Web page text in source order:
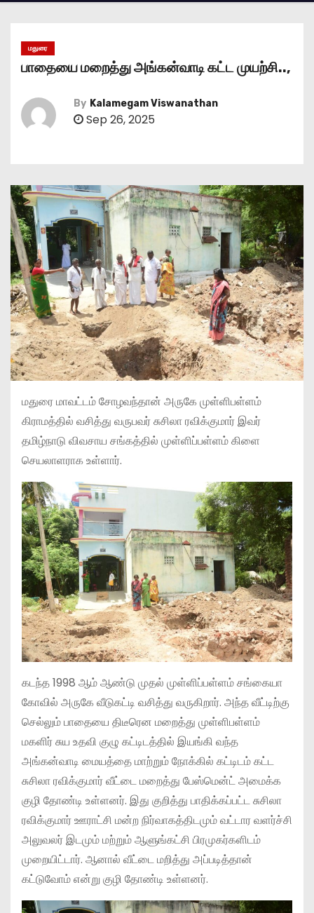
மதுரை
பாதையை மறைத்து அங்கன்வாடி கட்ட முயற்சி..,
By Kalamegam Viswanathan
Sep 26, 2025
மதுரை மாவட்டம் சோழவந்தான் அருகே முள்ளிபள்ளம்
கிராமத்தில் வசித்து வருபவர் சுசிலா ரவிக்குமார் இவர்
தமிழ்நாடு விவசாய சங்கத்தில் முள்ளிப்பள்ளம் கிளை
செயலாளராக உள்ளார்.
கடந்த 1998 ஆம் ஆண்டு முதல் முள்ளிப்பள்ளம் சங்கையா
கோவில் அருகே வீடுகட்டி வசித்து வருகிறார். அந்த வீட்டிற்கு
செல்லும் பாதையை திடீரென மறைத்து முள்ளிபள்ளம்
மகளிர் சுய உதவி குழு கட்டிடத்தில் இயங்கி வந்த
அங்கன்வாடி மையத்தை மாற்றும் நோக்கில் கட்டிடம் கட்ட
சுசிலா ரவிக்குமார் வீட்டை மறைத்து பேஸ்மென்ட் அமைக்க
குழி தோண்டி உள்ளனர். இது குறித்து பாதிக்கப்பட்ட சுசிலா
ரவிக்குமார் ஊராட்சி மன்ற நிர்வாகத்திடமும் வட்டார வளர்ச்சி
அலுவலர் இடமும் மற்றும் ஆளுங்கட்சி பிரமுகர்களிடம்
முறையிட்டார். ஆனால் வீட்டை மறித்து அப்படித்தான்
கட்டுவோம் என்று குழி தோண்டி உள்ளனர்.